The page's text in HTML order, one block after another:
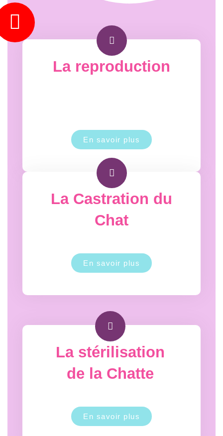
La reproduction
En savoir plus
La Castration du
Chat
En savoir plus
La stérilisation
de la Chatte
En savoir plus